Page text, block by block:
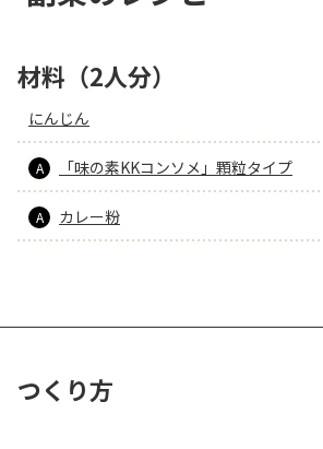
材料（2人分）
にんじん
A 「味の素KKコンソメ」顆粒タイプ
A カレー粉
つくり方